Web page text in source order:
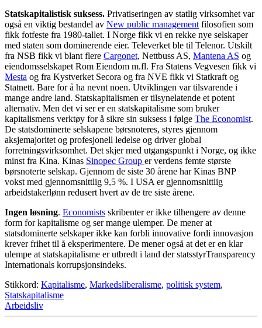
Statskapitalistisk suksess. Privatiseringen av statlig virksomhet var
også en viktig bestandel av New public management filosofien som
fikk fotfeste fra 1980-tallet. I Norge fikk vi en rekke nye selskaper
med staten som dominerende eier. Televerket ble til Telenor. Utskilt
fra NSB fikk vi blant flere Cargonet, Nettbuss AS, Mantena AS og
eiendomsselskapet Rom Eiendom m.fl. Fra Statens Vegvesen fikk vi
Mesta og fra Kystverket Secora og fra NVE fikk vi Statkraft og
Statnett. Bare for å ha nevnt noen. Utviklingen var tilsvarende i
mange andre land. Statskapitalismen er tilsynelatende et potent
alternativ. Men det vi ser er en statskapitalisme som bruker
kapitalismens verktøy for å sikre sin suksess i følge The Economist.
De statsdominerte selskapene børsnoteres, styres gjennom
aksjemajoritet og profesjonell ledelse og driver global
forretningsvirksomhet. Det skjer med utgangspunkt i Norge, og ikke
minst fra Kina. Kinas Sinopec Group er verdens femte største
børsnoterte selskap. Gjennom de siste 30 årene har Kinas BNP
vokst med gjennomsnittlig 9,5 %. I USA er gjennomsnittlig
arbeidstakerlønn redusert hvert av de tre siste årene.
Ingen løsning. Economists skribenter er ikke tilhengere av denne
form for kapitalisme og ser mange ulemper. De mener at
statsdominerte selskaper ikke kan forbli innovative fordi innovasjon
krever frihet til å eksperimentere. De mener også at det er en klar
ulempe at statskapitalisme er utbredt i land der statsstyrTransparency
Internationals korrupsjonsindeks.
Stikkord: Kapitalisme, Markedsliberalisme, politisk system,
Statskapitalisme
Arbeidsliv